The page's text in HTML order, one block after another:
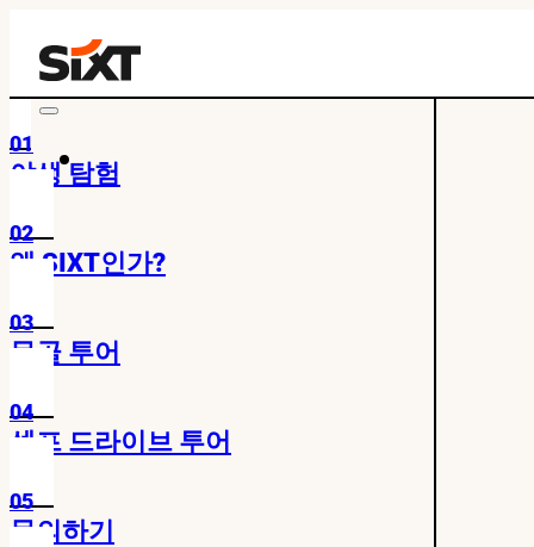
01
야생 탐험
02
왜 SIXT인가?
03
몽골 투어
04
셀프 드라이브 투어
05
문의하기